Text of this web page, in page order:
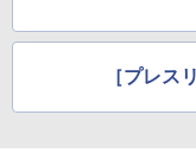
［プレス